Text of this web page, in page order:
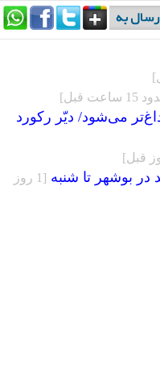
قبل]
می‌شود/ دیّر رکورد
[1 روز